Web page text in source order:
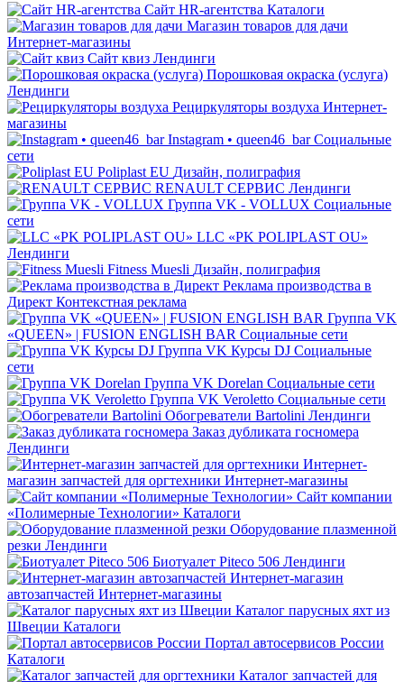
Сайт HR-агентства Каталоги
Магазин товаров для дачи
Интернет-магазины
Сайт квиз Лендинги
Порошковая окраска (услуга)
Лендинги
Рециркуляторы воздуха Интернет-
магазины
Instagram • queen46_bar Социальные
сети
Poliplast EU Дизайн, полиграфия
RENAULT СЕРВИС Лендинги
Группа VK - VOLLUX Социальные
сети
LLC «PK POLIPLAST OU»
Лендинги
Fitness Muesli Дизайн, полиграфия
Реклама производства в
Директ Контекстная реклама
Группа VK
«QUEEN» | FUSION ENGLISH BAR Социальные сети
Группа VK Курсы DJ Социальные
сети
Группа VK Dorelan Социальные сети
Группа VK Veroletto Социальные сети
Обогреватели Bartolini Лендинги
Заказ дубликата госномера
Лендинги
Интернет-
магазин запчастей для оргтехники Интернет-магазины
Сайт компании
«Полимерные Технологии» Каталоги
Оборудование плазменной
резки Лендинги
Биотуалет Piteco 506 Лендинги
Интернет-магазин
автозапчастей Интернет-магазины
Каталог парусных яхт из
Швеции Каталоги
Портал автосервисов России
Каталоги
Каталог запчастей для